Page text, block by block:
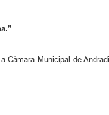
Municipal de